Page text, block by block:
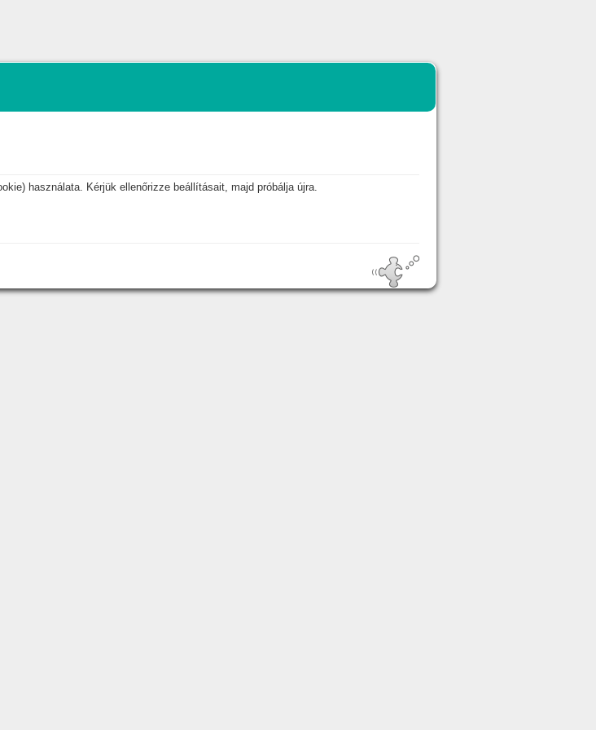
használata. Kérjük ellenőrizze beállításait, majd próbálja újra.